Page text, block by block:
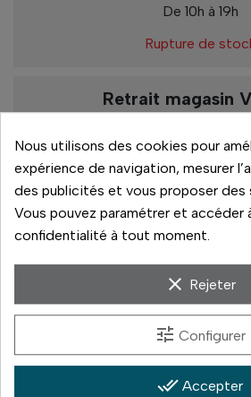
De 10h à 19h
Rupture de
Retrait magasin
De 13h30 à 19h
Rupture de
Paiement sécurisé
14 jours pour changer d'avis
Livraison rapide
Paiement 3x sans frais
Nous utilisons des cookies pour
expérience de navigation, mesurer
des publicités et vous proposer des
Vous pouvez paramétrer et
confidentialité à tout moment.
clear Rejeter
tune Configurer
done_all Accepter